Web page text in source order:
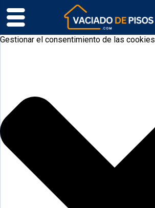
Gestionar el consentimiento de las cookies